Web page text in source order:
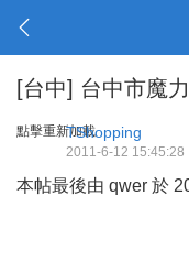
[台中] 台中市魔
點擊重新加載TShopping
2011-6-12 15:45:28
本帖最後由 qwer 於